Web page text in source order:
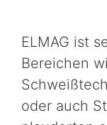
ELMAG ist
Bereichen
oder auch